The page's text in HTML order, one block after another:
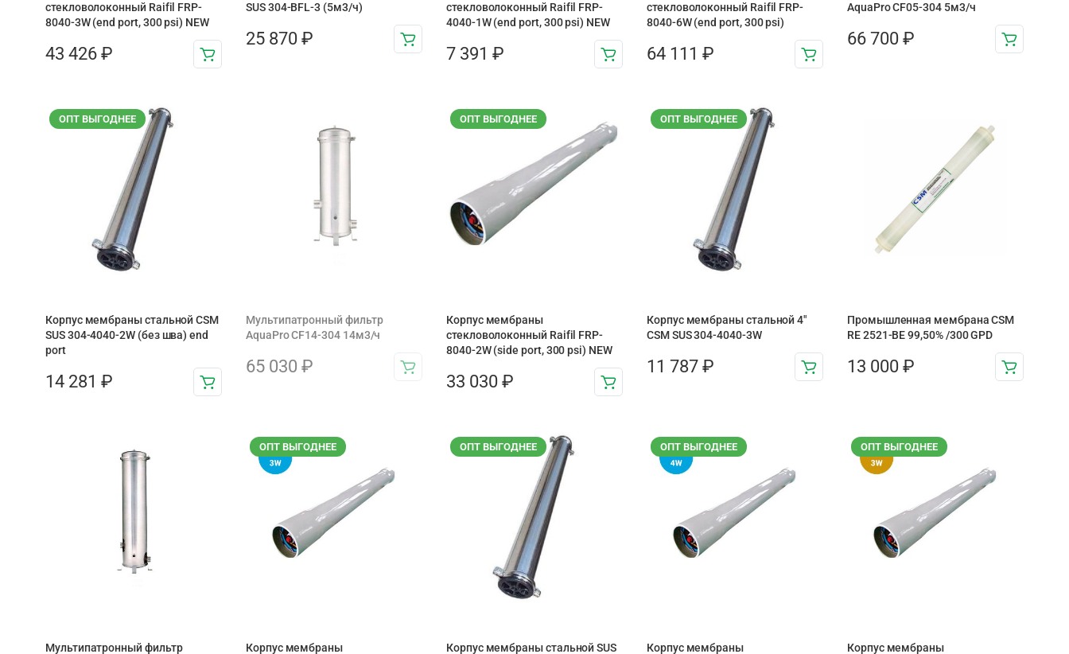
стекловолоконный Raifil FRP-
8040-3W (end port, 300 psi) NEW
43 426 ₽
SUS 304-BFL-3 (5м3/ч)
25 870 ₽
стекловолоконный Raifil FRP-
4040-1W (end port, 300 psi) NEW
7 391 ₽
стекловолоконный Raifil FRP-
8040-6W (end port, 300 psi)
64 111 ₽
AquaPro CF05-304 5м3/ч
66 700 ₽
ОПТ ВЫГОДНЕЕ
Корпус мембраны стальной CSM
SUS 304-4040-2W (без шва) end
port
14 281 ₽
Мультипатронный фильтр
AquaPro CF14-304 14м3/ч
65 030 ₽
ОПТ ВЫГОДНЕЕ
Корпус мембраны
стекловолоконный Raifil FRP-
8040-2W (side port, 300 psi) NEW
33 030 ₽
ОПТ ВЫГОДНЕЕ
Корпус мембраны стальной 4″
CSM SUS 304-4040-3W
11 787 ₽
Промышленная мембрана CSM
RE 2521-BE 99,50% /300 GPD
13 000 ₽
Мультипатронный фильтр
ОПТ ВЫГОДНЕЕ
Корпус мембраны
ОПТ ВЫГОДНЕЕ
Корпус мембраны стальной SUS
ОПТ ВЫГОДНЕЕ
Корпус мембраны
ОПТ ВЫГОДНЕЕ
Корпус мембраны